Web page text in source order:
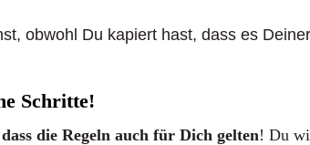
obwohl Du kapiert hast, dass es
Schritte!
dass die Regeln auch für Dich gelten! Du